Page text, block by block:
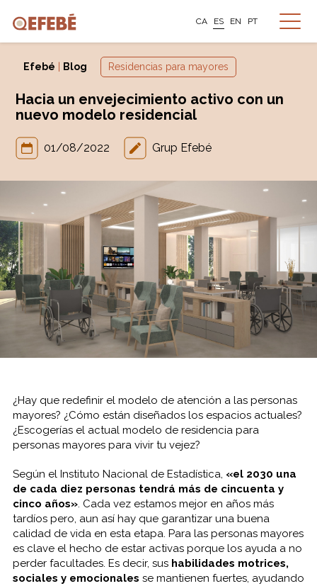
CA ES EN PT
Efebé Blog Residencias para mayores
Hacia un envejecimiento activo con un
nuevo modelo residencial
01/08/2022 Grup Efebé
¿Hay que redefinir el modelo de atención a las personas
mayores? ¿Cómo están diseñados los espacios actuales?
¿Escogerías el actual modelo de residencia para
personas mayores para vivir tu vejez?
Según el Instituto Nacional de Estadística, «el 2030 una
de cada diez personas tendrá más de cincuenta y
cinco años». Cada vez estamos mejor en años más
tardíos pero, aun así hay que garantizar una buena
calidad de vida en esta etapa. Para las personas mayores
es clave el hecho de estar activas porque los ayuda a no
perder facultades. Es decir, sus habilidades motrices,
sociales y emocionales se mantienen fuertes, ayudando